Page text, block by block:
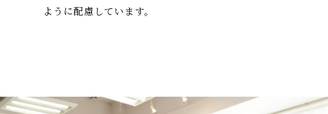
ように配慮しています。